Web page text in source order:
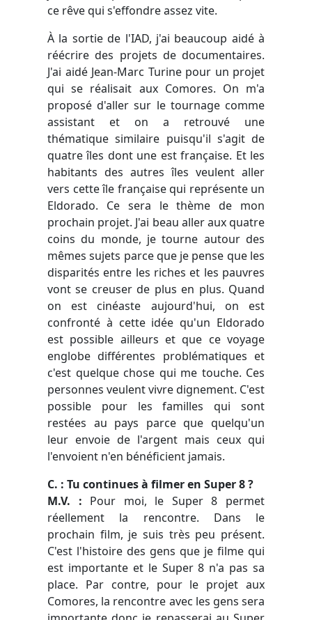
ce rêve qui s'effondre assez vite.
À la sortie de l'IAD, j'ai beaucoup aidé à
réécrire des projets de documentaires.
J'ai aidé Jean-Marc Turine pour un projet
qui se réalisait aux Comores. On m'a
proposé d'aller sur le tournage comme
assistant et on a retrouvé une
thématique similaire puisqu'il s'agit de
quatre îles dont une est française. Et les
habitants des autres îles veulent aller
vers cette île française qui représente un
Eldorado. Ce sera le thème de mon
prochain projet. J'ai beau aller aux quatre
coins du monde, je tourne autour des
mêmes sujets parce que je pense que les
disparités entre les riches et les pauvres
vont se creuser de plus en plus. Quand
on est cinéaste aujourd'hui, on est
confronté à cette idée qu'un Eldorado
est possible ailleurs et que ce voyage
englobe différentes problématiques et
c'est quelque chose qui me touche. Ces
personnes veulent vivre dignement. C'est
possible pour les familles qui sont
restées au pays parce que quelqu'un
leur envoie de l'argent mais ceux qui
l'envoient n'en bénéficient jamais.
C. : Tu continues à filmer en Super 8 ?
M.V. : Pour moi, le Super 8 permet
réellement la rencontre. Dans le
prochain film, je suis très peu présent.
C'est l'histoire des gens que je filme qui
est importante et le Super 8 n'a pas sa
place. Par contre, pour le projet aux
Comores, la rencontre avec les gens sera